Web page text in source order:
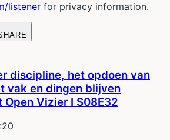
listener for privacy information.
discipline, het opdoen van
vak en dingen blijven
Vizier I S08E32